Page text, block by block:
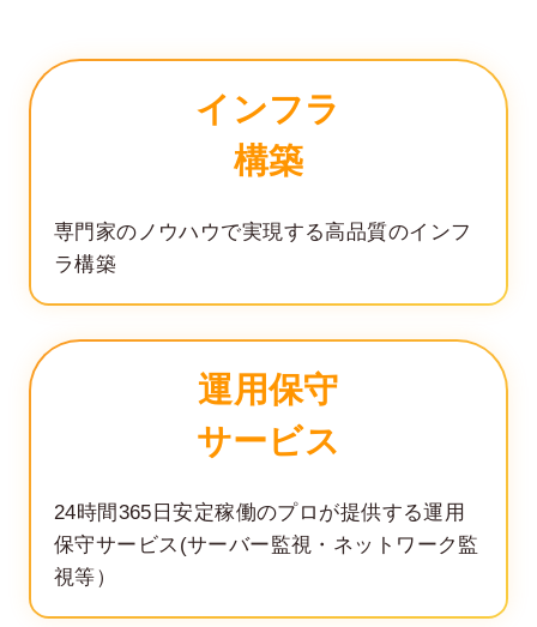
インフラ
構築
専門家のノウハウで実現する高品質のインフ
ラ構築
運用保守
サービス
24時間365日安定稼働のプロが提供する運用
保守サービス (サーバー監視・ネットワーク監
視等）